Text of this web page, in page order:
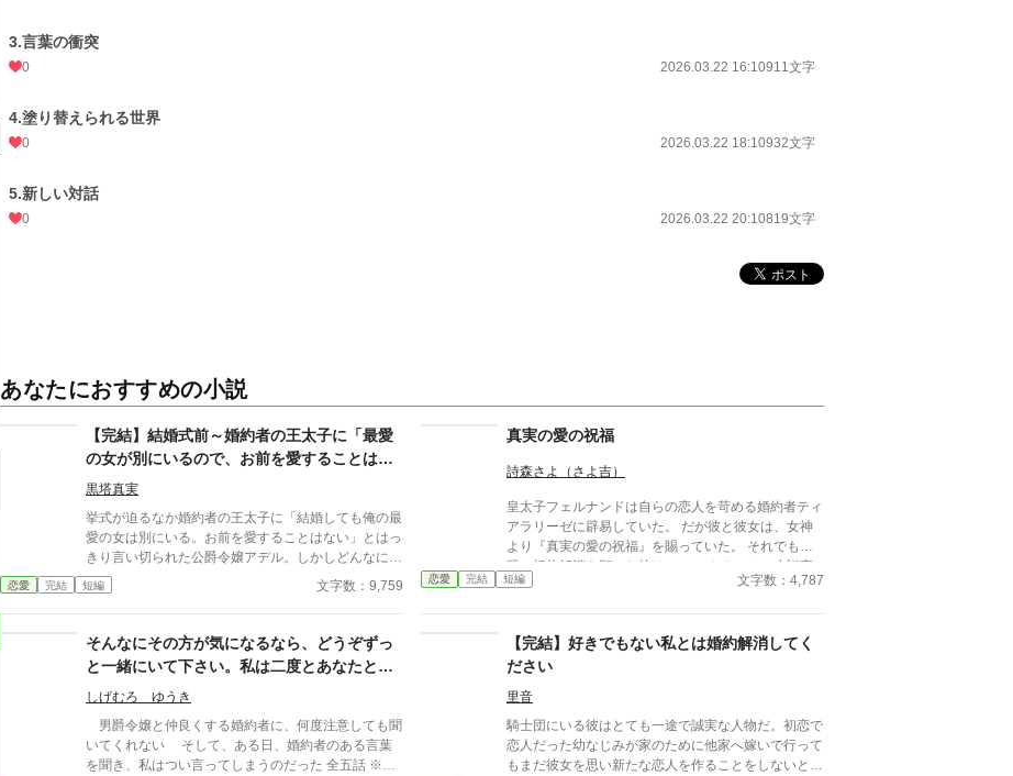
3.言葉の衝突
0 2026.03.22 16:10911文字
4.塗り替えられる世界
0 2026.03.22 18:10932文字
5.新しい対話
0 2026.03.22 20:10819文字
あなたにおすすめの小説
【完結】結婚式前～婚約者の王太子に「最愛
の女が別にいるので、お前を愛することはな
い」と言われました～
黒塔真実
挙式が迫るなか婚約者の王太子に「結婚しても俺の最
愛の女は別にいる。お前を愛することはない」とはっ
きり言い切られた公爵令嬢アデル。しかしどんなに婚
約者としてないがしろにされても女性としての誇りを
傷つけられても彼女は平気だった。なぜなら大切な
卒業ダンスパーティーの夜、アデルはかつてない、世
にも酷い仕打ちを受けるのだった―― ※神視点。■
なろうにも別タイトルで重複投稿←【ジャンル日間4
位】。
恋愛 完結 短編 文字数：9,759
真実の愛の祝福
詩森さよ（さよ吉）
皇太子フェルナンドは自らの恋人を苛める婚約者ティ
アラリーゼに辟易していた。 だが彼と彼女は、女神
より『真実の愛の祝福』を賜っていた。 それでも強
硬に婚約解消を願った彼は……。 カクヨム、小説家
になろうにも掲載。 筆者は体調不良なことも多く、
恋愛 完結 短編 文字数：4,787
そんなにその方が気になるなら、どうぞずっ
と一緒にいて下さい。私は二度とあなたとは
関わりませんので……。
しげむろ ゆうき
男爵令嬢と仲良くする婚約者に、何度注意しても聞
いてくれない そして、ある日、婚約者のある言葉
を聞き、私はつい言ってしまうのだった 全五話 ※ホ
【完結】好きでもない私とは婚約解消してく
ださい
里音
騎士団にいる彼はとても一途で誠実な人物だ。初恋で
恋人だった幼なじみが家のために他家へ嫁いで行って
もまだ彼女を思い新たな恋人を作ることをしないと有